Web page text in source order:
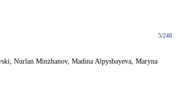
5/248
Nurlan Minzhanov, Madina Alpysbayeva, Maryna